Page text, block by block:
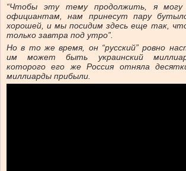
“Чтобы эту тему продолжить, я могу
официантам, нам принесут пару
хорошей, и мы посидим здесь еще так,
только завтра под утро”.
Но в то же время, он “русский” ровно
им может быть украинский
которого его же Россия отняла
миллиарды прибыли.